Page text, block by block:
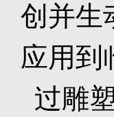
创并生
应用到
过雕